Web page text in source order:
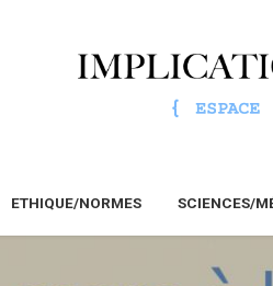
ETHIQUE/NORMES SCIENCES/